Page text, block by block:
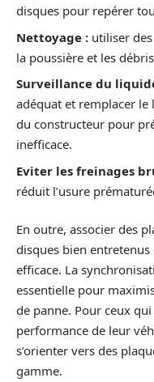
disques pour repérer
Nettoyage : utiliser
la poussière et les
Surveillance du
adéquat et remplacer
du constructeur pour
inefficace.
Eviter les freinages
réduit l’usure
En outre, associer des
disques bien entretenus
efficace. La
essentielle pour
de panne. Pour ceux
performance de leur
s’orienter vers des
gamme.